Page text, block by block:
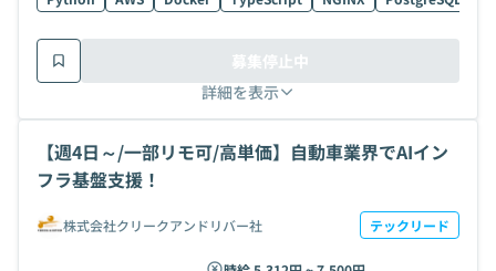
詳細を表示
募集停止中
【週4日～/一部リモ可/高単価】自動車業界でAIイン
フラ基盤支援！
株式会社クリークアンドリバー社 テックリード